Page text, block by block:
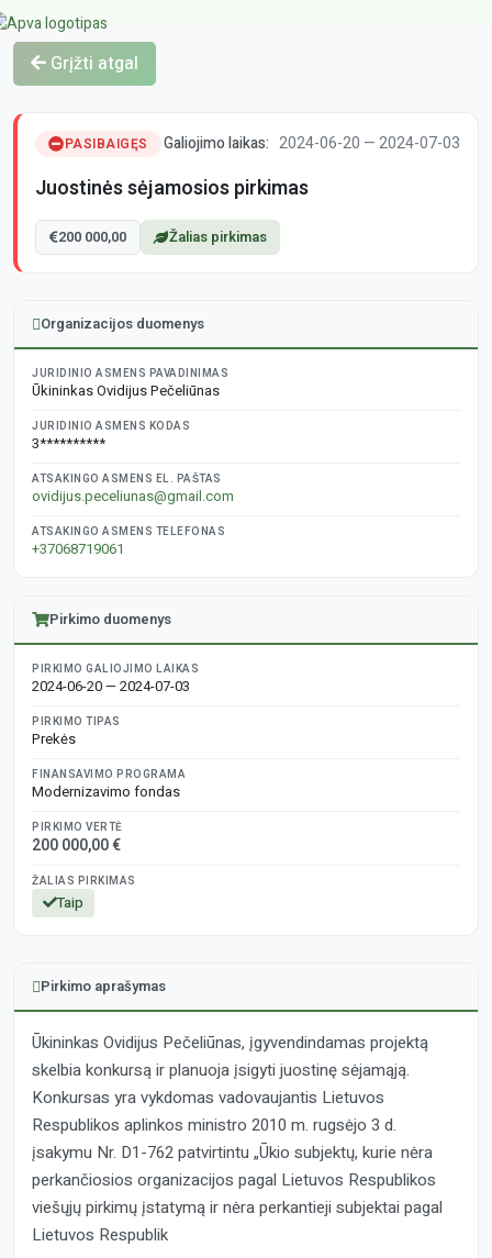
Grįžti atgal
PASIBAIGĘS Galiojimo laikas: 2024-06-20 — 2024-07-03
Juostinės sėjamosios pirkimas
200 000,00 Žalias pirkimas
Organizacijos duomenys
JURIDINIO ASMENS PAVADINIMAS
Ūkininkas Ovidijus Pečeliūnas
JURIDINIO ASMENS KODAS
3**********
ATSAKINGO ASMENS EL. PAŠTAS
ovidijus.peceliunas@gmail.com
ATSAKINGO ASMENS TELEFONAS
+37068719061
Pirkimo duomenys
PIRKIMO GALIOJIMO LAIKAS
2024-06-20 — 2024-07-03
PIRKIMO TIPAS
Prekės
FINANSAVIMO PROGRAMA
Modernizavimo fondas
PIRKIMO VERTĖ
200 000,00 €
ŽALIAS PIRKIMAS
Taip
Pirkimo aprašymas
Ūkininkas Ovidijus Pečeliūnas, įgyvendindamas projektą
skelbia konkursą ir planuoja įsigyti juostinę sėjamąją.
Konkursas yra vykdomas vadovaujantis Lietuvos
Respublikos aplinkos ministro 2010 m. rugsėjo 3 d.
įsakymu Nr. D1-762 patvirtintu „Ūkio subjektų, kurie nėra
perkančiosios organizacijos pagal Lietuvos Respublikos
viešųjų pirkimų įstatymą ir nėra perkantieji subjektai pagal
Lietuvos Respublik